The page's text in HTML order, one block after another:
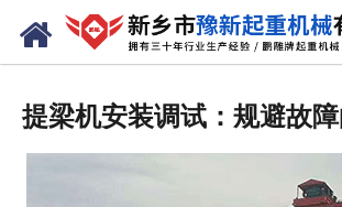
网
新
提梁机安装调试：规避故